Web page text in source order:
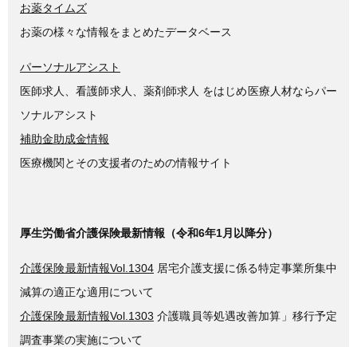
お薬タイムズ
お薬の様々な情報をまとめたデータベース
パーソナルアシスト
医師求人、看護師求人、薬剤師求人 をはじめ医療人材ならパー
ソナルアシスト
補助金助成金情報
医療機関とその支援者のための情報サイト
厚生労働省介護保険最新情報（令和6年1月以降分）
介護保険最新情報Vol.1304 居宅介護支援に係る特定事業所集中
減算の適正な適用について
介護保険最新情報Vol.1303 介護職員等処遇改善加算」移行予定
調査事業の実施について